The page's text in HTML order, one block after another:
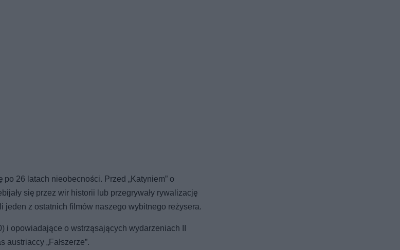
26 latach nieobecności. Przed „Katyniem” o
się przez wir historii lub przegrywały rywalizację
jeden z ostatnich filmów naszego wybitnego reżysera.
i opowiadające o wstrząsających wydarzeniach II
„Fałszerze”.